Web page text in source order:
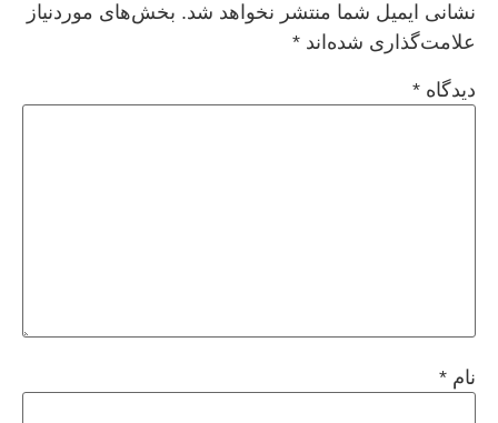
نشانی ایمیل شما منتشر نخواهد شد. بخش‌های موردنیاز
علامت‌گذاری شده‌اند *
دیدگاه *
نام *